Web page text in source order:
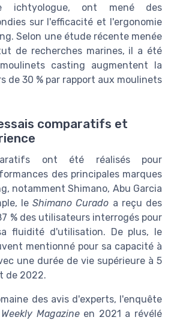
ichtyologue, ont mené des
sur l'efficacité et l'ergonomie
Selon une étude récente menée
de recherches marines, il a été
casting augmentent la
de 30 % par rapport aux moulinets
comparatifs et
ont été réalisés pour
des principales marques
notamment Shimano, Abu Garcia
leShimano Curado a reçu des
% des utilisateurs interrogés pour
fluidité d'utilisation. De plus, le
mentionné pour sa capacité à
une durée de vie supérieure à 5
de 2022.
des avis d'experts, l'enquête
Magazineen 2021 a révélé